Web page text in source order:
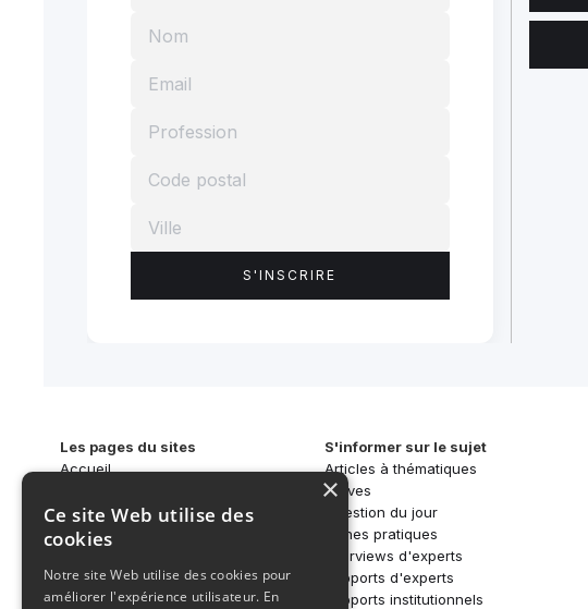
Les pages du sites
Accueil
SAR-CAN
Activités
Écosystème
Nos réseaux
S'informer sur le sujet
Articles à thématiques
Brèves
Question du jour
Fiches pratiques
Interviews d'experts
Rapports d'experts
Rapports institutionnels
×
Ce site Web utilise des
cookies
Notre site Web utilise des cookies pour
améliorer l'expérience utilisateur. En